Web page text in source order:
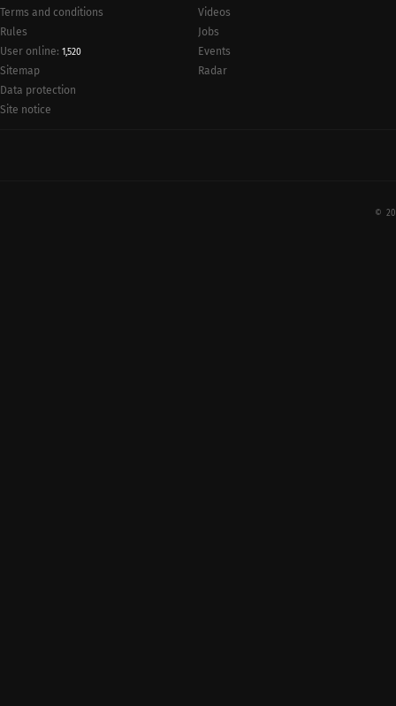
Terms and conditions
Rules
User online: 1,520
Sitemap
Data protection
Site notice
Videos
Jobs
Events
Radar
©